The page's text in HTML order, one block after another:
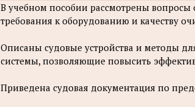
В учебном пособии рассмотрены
требования к оборудованию и качеству
Описаны судовые устройства и методы
системы, позволяющие повысить
Приведена судовая документация по